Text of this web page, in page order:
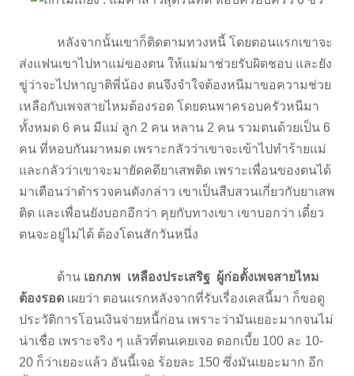
หลังจากนั้นเขาก็ติดตามทวงหนี้ โดยตอนแรกเขาจะ
ส่งแฟนเขาไปหาแม่ของตน ให้แม่มาช่วยรับผิดชอบ และยัง
ขู่ว่าจะไปหาญาติพี่น้อง ตนจึงจำใจต้องหนีมาขอความช่วย
เหลือกับเพจสายไหมต้องรอด โดยตนพาครอบครัวหนีมา
ทั้งหมด 6 คน มีแม่ ลูก 2 คน หลาน 2 คน รวมตนด้วยเป็น 6
คน ที่หอบกันมาหมด เพราะกลัวว่าเขาจะเข้าไปทำร้ายแม่
และกลัวว่าเขาจะมายัดคดียาเสพติด เพราะเพื่อนของตนได้
มาเตือนว่าตำรวจคนดังกล่าว เขาเป็นสืบสวนเกี่ยวกับยาเสพ
ติด และเพื่อนยังบอกอีกว่า คุยกับทางเขา เขาบอกว่า เดี๋ยว
ตนจะอยู่ไม่ได้ ต้องโดนสักวันหนึ่ง
ด้าน เอกภพ เหลืองประเสริฐ ผู้ก่อตั้งเพจสายไหม
ต้องรอด เผยว่า ตอนแรกหลังจากที่รับเรื่องเคสนี้มา ก็ขอดู
ประวัติการโอนเงินจ่ายหนี้ก่อน เพราะว่ามันเยอะมากจนไม่
น่าเชื่อ เพราะจริง ๆ แล้วที่ตนเคยเจอ ดอกเบี้ย 100 ละ 10-
20 ก็ว่าเยอะแล้ว อันนี้เจอ ร้อยละ 150 ซึ่งมันเยอะมาก อีก